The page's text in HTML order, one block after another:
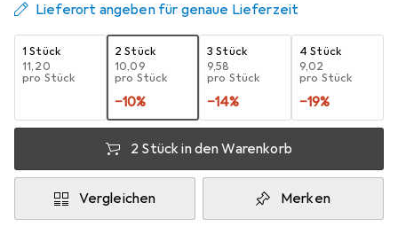
Lieferort angeben für genaue Lieferzeit
1 Stück
EUR
11,20
pro Stück
2 Stück
EUR
10,09
pro Stück
−10%
3 Stück
EUR
9,58
pro Stück
−14%
4 Stück
EUR
9,02
pro Stück
−19%
2 Stück in den Warenkorb
Vergleichen Merken